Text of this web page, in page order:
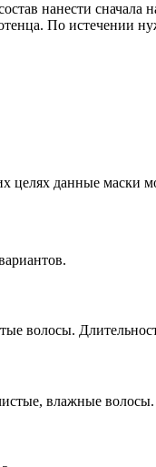
нанести
По истечении
данные маски
волосы.
влажные волосы.